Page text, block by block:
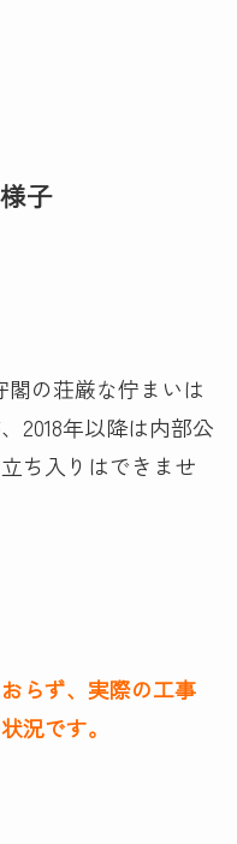
子
閣の荘厳な佇まいは
2018年以降は内部公
ち入りはできませ
らず、実際の工事
況です。